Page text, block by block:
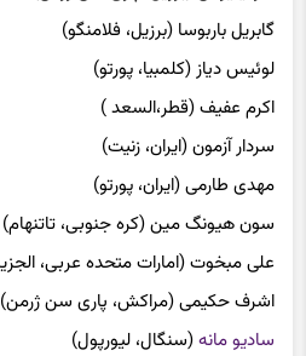
گابریل باربوسا (برزیل، فلامنگو)
لوئیس دیاز (کلمبیا، پورتو)
اکرم عفیف (قطر،السعد )
سردار آزمون (ایران، زنیت)
مهدی طارمی (ایران، پورتو)
سون هیونگ مین (کره جنوبی، تاتنهام)
علی مبخوت (امارات متحده عربی،
اشرف حکیمی (مراکش، پاری سن ژرمن)
سادیو مانه(سنگال، لیورپول)